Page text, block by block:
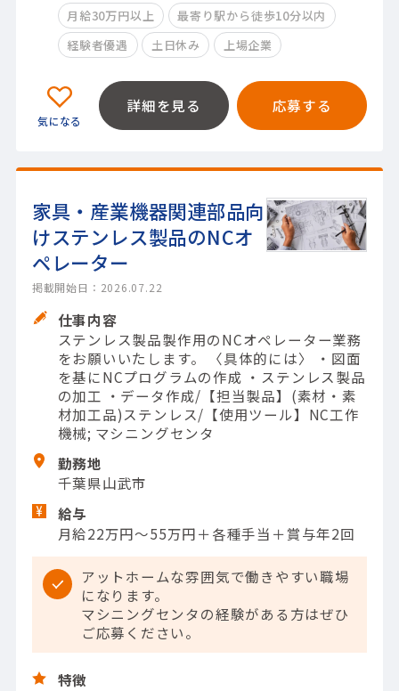
月給30万円以上
最寄り駅から徒歩10分以内
経験者優遇
土日休み 上場企業
詳細を見る 応募する
家具・産業機器関連部品向
けステンレス製品のNCオ
ペレーター
掲載開始日：2026.07.22
仕事内容
ステンレス製品製作用のNCオペレーター業務
をお願いいたします。 〈具体的には〉 ・図面
を基にNCプログラムの作成 ・ステンレス製品
の加工 ・データ作成/【担当製品】(素材・素
材加工品)ステンレス/【使用ツール】NC工作
機械; マシニングセンタ
勤務地
千葉県山武市
給与
月給22万円～55万円＋各種手当＋賞与年2回
アットホームな雰囲気で働きやすい職場
になります。
マシニングセンタの経験がある方はぜひ
ご応募ください。
特徴